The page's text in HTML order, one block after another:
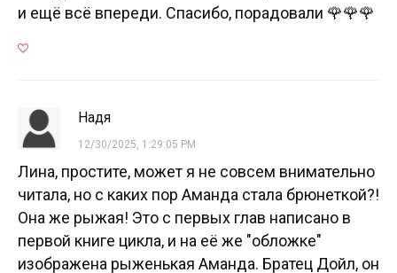
и ещё всё впереди. Спасибо, порадовали 🌹🌹🌹
Надя
12/30/2025, 1:29:05 PM
Лина, простите, может я не совсем внимательно
читала, но с каких пор Аманда стала брюнеткой?!
Она же рыжая! Это с первых глав написано в
первой книге цикла, и на её же "обложке"
изображена рыженькая Аманда. Братец Дойл, он